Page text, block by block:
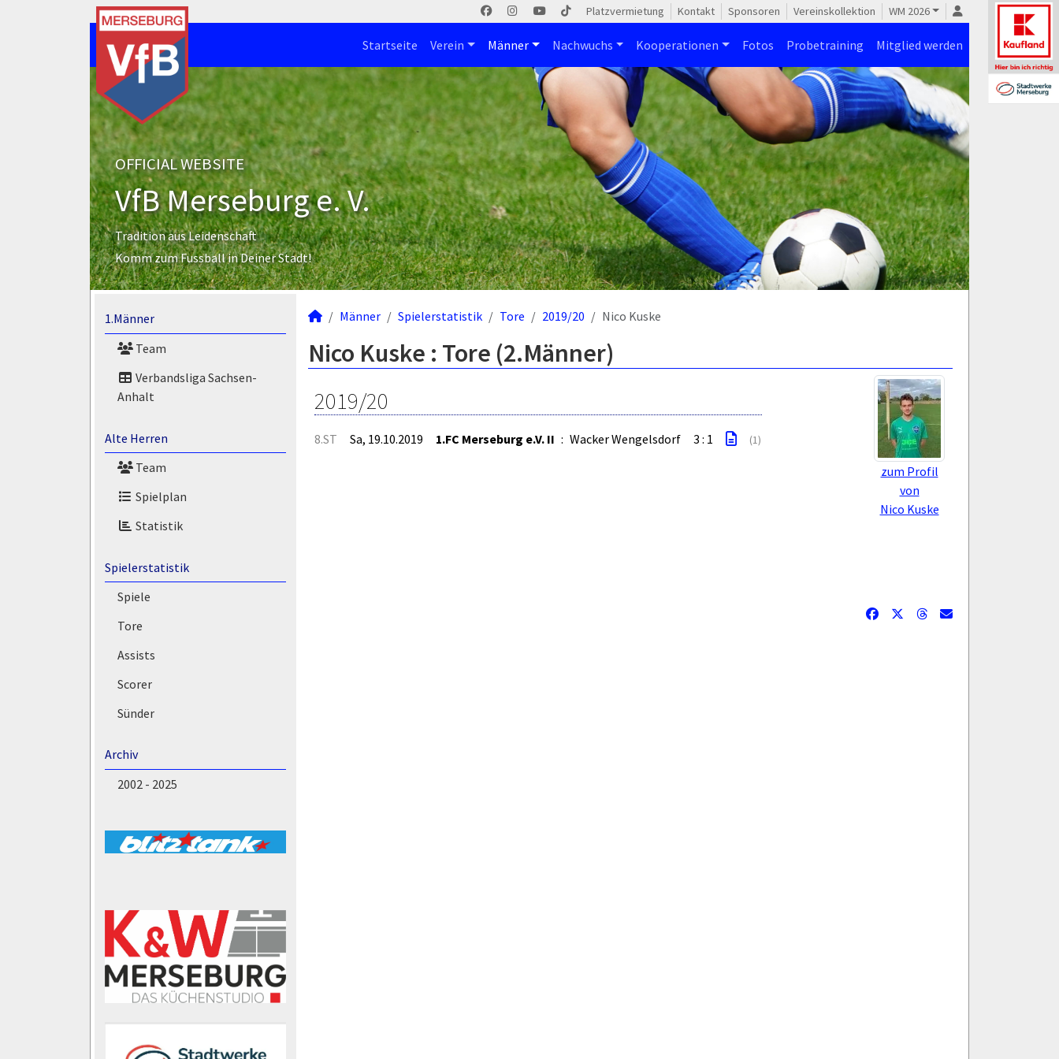
Platzvermietung Kontakt Sponsoren Vereinskollektion WM 2026
Startseite Verein Männer Nachwuchs Kooperationen Fotos Probetraining Mitglied werden
OFFICIAL WEBSITE
VfB Merseburg e. V.
Tradition aus Leidenschaft
Komm zum Fussball in Deiner Stadt!
1.Männer
Team
Verbandsliga Sachsen-
Anhalt
Alte Herren
Team
Spielplan
Statistik
Spielerstatistik
Spiele
Tore
Assists
Scorer
Sünder
Archiv
2002 - 2025
Männer Spielerstatistik Tore 2019/20 Nico Kuske
Nico Kuske : Tore (2.Männer)
zum Profil
von
Nico Kuske
2019/20
8.ST Sa, 19.10.2019 1.FC Merseburg e.V. II : Wacker Wengelsdorf 3 : 1 (1)